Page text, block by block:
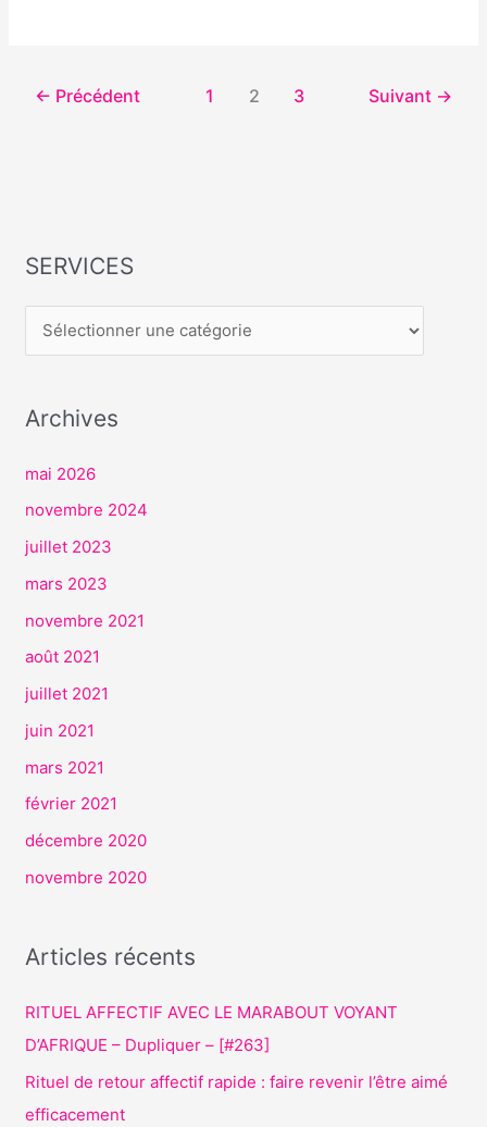
← Précédent 1 2 3 Suivant →
SERVICES
S
V
C
Archives
mai 2026
novembre 2024
juillet 2023
mars 2023
novembre 2021
août 2021
juillet 2021
juin 2021
mars 2021
février 2021
décembre 2020
novembre 2020
Articles récents
RITUEL AFFECTIF AVEC LE MARABOUT VOYANT
D’AFRIQUE – Dupliquer – [#263]
Rituel de retour affectif rapide : faire revenir l’être aimé
efficacement